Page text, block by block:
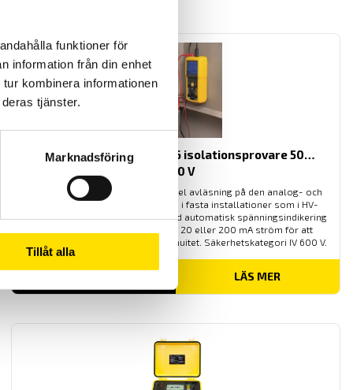
funktioner för
information från din enhet
kombinera informationen
tjänster.
Marknadsföring
Tillåt alla
CA6522, CA6524 & CA6526 isolationsprovare 50…
1000 V
Säkra isolationsprovare med enkel avläsning på den analog- och
digitala displayen. Används både i fasta installationer som i HV-
moduler på fordon. Dessutom med automatisk spänningsindikering
på mätkretsen. Förbindelsetest 20 eller 200 mA ström för att
kontrollera skyddsledarens kontinuitet. Säkerhetskategori IV 600 V.
6,695.00 kr
till
LÄS MER